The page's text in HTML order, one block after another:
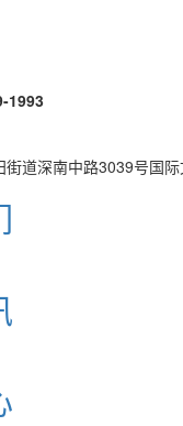
1993
道深南中路3039号国